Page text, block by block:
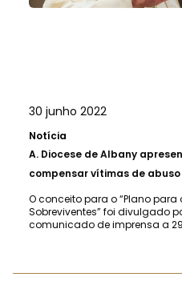
30 junho 2022
Notícia
A. Diocese de Albany
compensar vítimas de
O conceito para o “Plano
Sobreviventes” foi divulgado
comunicado de imprensa a